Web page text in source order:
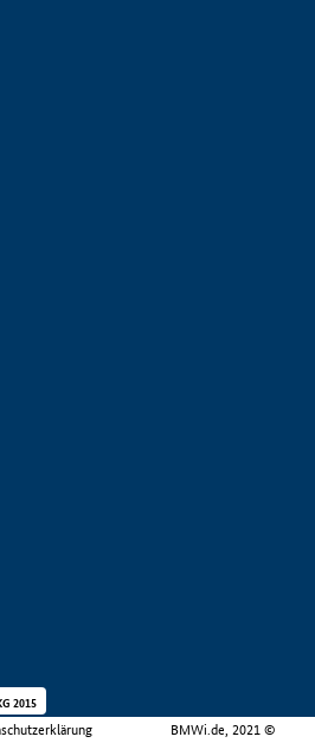
BMWi.de, 2021 ©
2015